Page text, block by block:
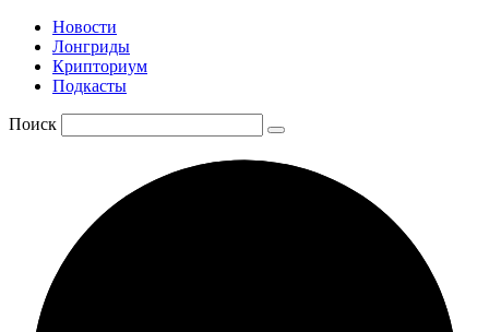
Новости
Лонгриды
Крипториум
Подкасты
Поиск